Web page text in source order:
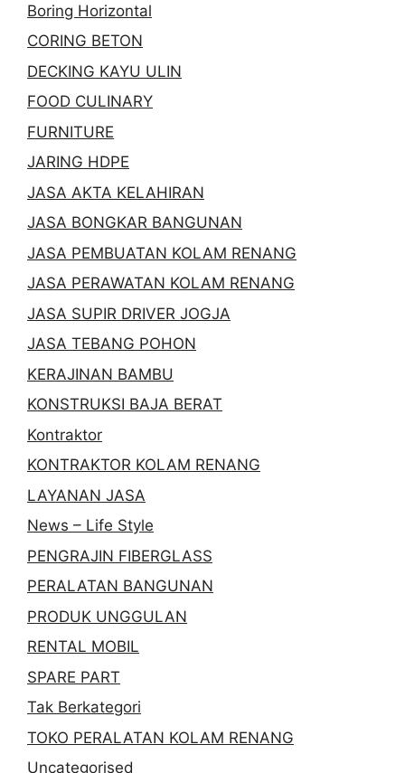
Boring Horizontal
CORING BETON
DECKING KAYU ULIN
FOOD CULINARY
FURNITURE
JARING HDPE
JASA AKTA KELAHIRAN
JASA BONGKAR BANGUNAN
JASA PEMBUATAN KOLAM RENANG
JASA PERAWATAN KOLAM RENANG
JASA SUPIR DRIVER JOGJA
JASA TEBANG POHON
KERAJINAN BAMBU
KONSTRUKSI BAJA BERAT
Kontraktor
KONTRAKTOR KOLAM RENANG
LAYANAN JASA
News – Life Style
PENGRAJIN FIBERGLASS
PERALATAN BANGUNAN
PRODUK UNGGULAN
RENTAL MOBIL
SPARE PART
Tak Berkategori
TOKO PERALATAN KOLAM RENANG
Uncategorised